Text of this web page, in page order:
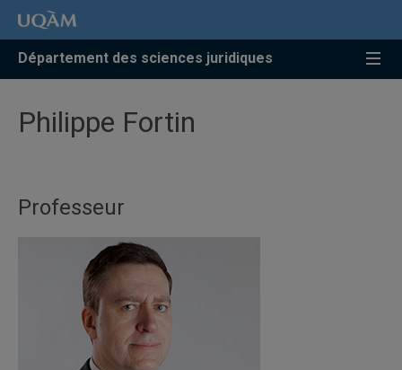
Accéder
recherche
Accéder
menu
pricipal
Accéder
zone
Département des sciences juridiques
Philippe Fortin
Professeur